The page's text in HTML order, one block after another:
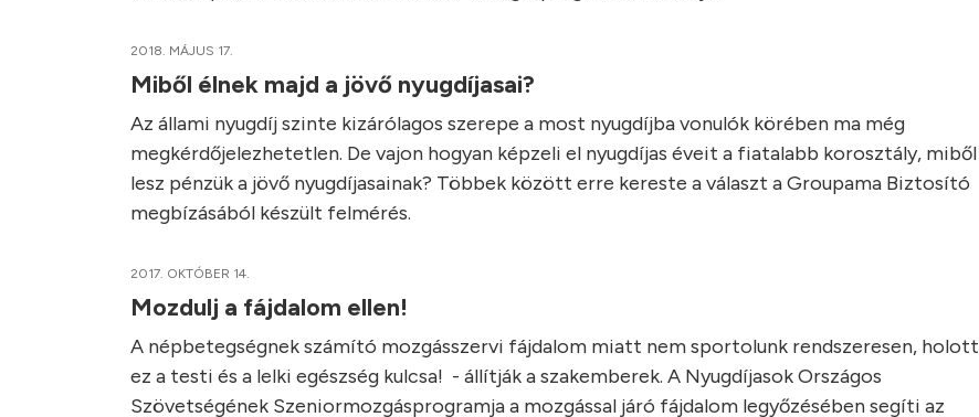
2018. MÁJUS 17.
Miből élnek majd a jövő nyugdíjasai?
Az állami nyugdíj szinte kizárólagos szerepe a most nyugdíjba vonulók körében ma még
megkérdőjelezhetetlen. De vajon hogyan képzeli el nyugdíjas éveit a fiatalabb korosztály, miből
lesz pénzük a jövő nyugdíjasainak? Többek között erre kereste a választ a Groupama Biztosító
megbízásából készült felmérés.
2017. OKTÓBER 14.
Mozdulj a fájdalom ellen!
A népbetegségnek számító mozgásszervi fájdalom miatt nem sportolunk rendszeresen, holott
ez a testi és a lelki egészség kulcsa! - állítják a szakemberek. A Nyugdíjasok Országos
Szövetségének Szeniormozgásprogramja a mozgással járó fájdalom legyőzésében segíti az